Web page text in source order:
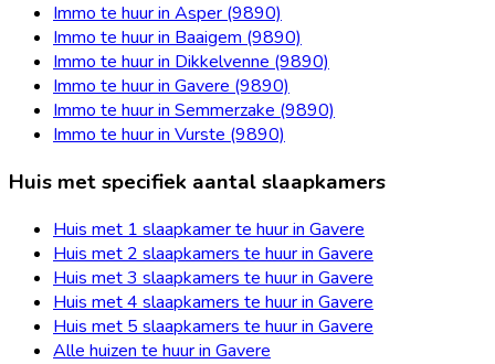
Immo te huur in Asper (9890)
Immo te huur in Baaigem (9890)
Immo te huur in Dikkelvenne (9890)
Immo te huur in Gavere (9890)
Immo te huur in Semmerzake (9890)
Immo te huur in Vurste (9890)
Huis met specifiek aantal slaapkamers
Huis met 1 slaapkamer te huur in Gavere
Huis met 2 slaapkamers te huur in Gavere
Huis met 3 slaapkamers te huur in Gavere
Huis met 4 slaapkamers te huur in Gavere
Huis met 5 slaapkamers te huur in Gavere
Alle huizen te huur in Gavere